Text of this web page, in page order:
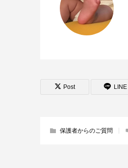
Post LINE
保護者からのご質問